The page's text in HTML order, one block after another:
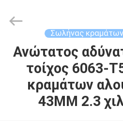
ΣΠΊΤΙ
ΠΡΟΪΌΝΤΑ
Reserved.
Σωλήνας κραμάτων
Ανώτατος
τοίχος 6063-
κραμάτων
43MM 2.3